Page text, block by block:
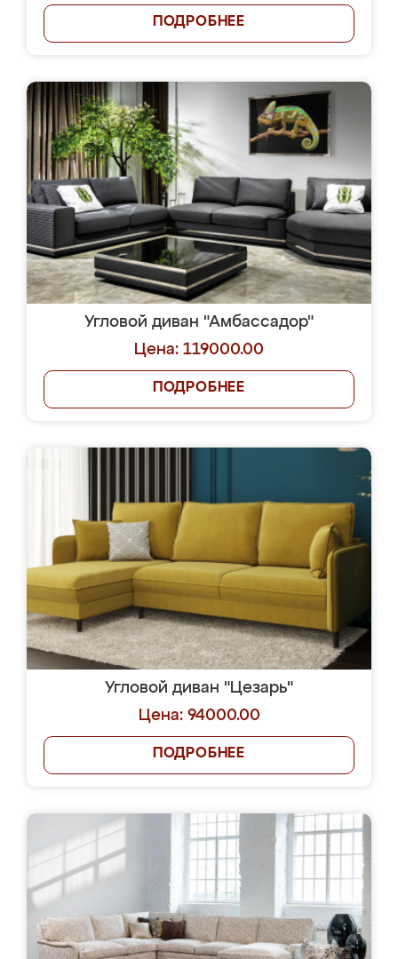
ПОДРОБНЕЕ
Угловой диван "Амбассадор"
Цена: 119000.00
ПОДРОБНЕЕ
Угловой диван "Цезарь"
Цена: 94000.00
ПОДРОБНЕЕ